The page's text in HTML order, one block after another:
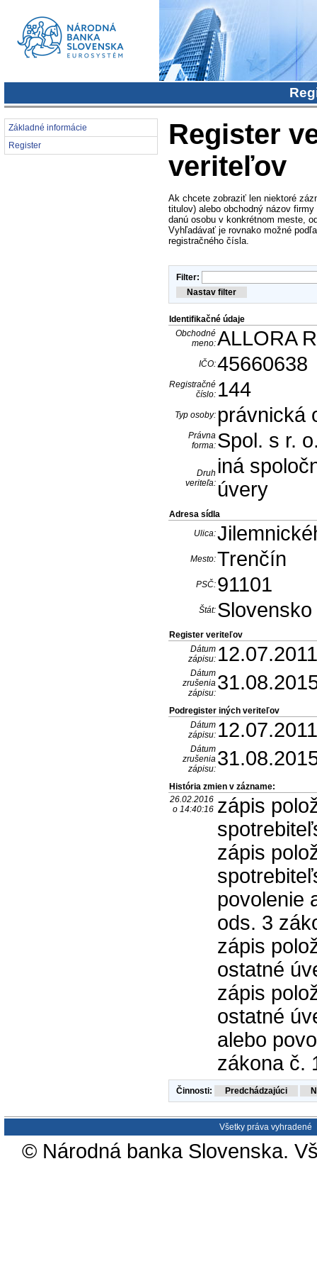
Základné informácie
Register
Register
veriteľov
Ak chcete zobraziť len niektoré
titulov) alebo obchodný názov
danú osobu v konkrétnom meste,
Vyhľadávať je rovnako možné
registračného čísla.
Filter:
Identifikačné údaje
Obchodné
meno:ALLORA
IČO:45660638
Registračné
číslo: 144
Typ osoby: právnická
Právna
forma: Spol. s r.
Druh
veriteľa:
iná
úvery
Adresa sídla
Ulica:
Mesto:Trenčín
PSČ: 91101
Štát: Slovensko
Register veriteľov
Dátum
zápisu: 12.07.2011
Dátum
zrušenia
zápisu:
Podregister iných veriteľov
Dátum
zápisu: 12.07.2011
Dátum
zrušenia
zápisu:
História zmien v zázname:
26.02.2016
o 14:40:16 zápis
zápis
povolenie
ods. 3
zápis
ostatné
zápis
ostatné
alebo
zákona č.
Činnosti:
Všetky práva vyhradené
© Národná banka Slovenska.